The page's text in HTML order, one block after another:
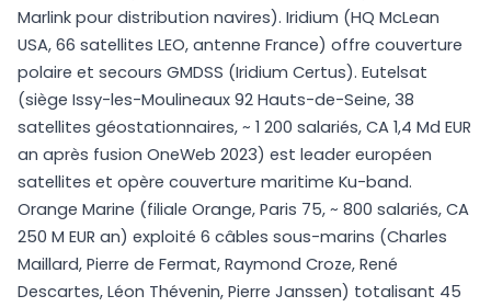
Marlink pour distribution navires). Iridium (HQ McLean
USA, 66 satellites LEO, antenne France) offre couverture
polaire et secours GMDSS (Iridium Certus). Eutelsat
(siège Issy-les-Moulineaux 92 Hauts-de-Seine, 38
satellites géostationnaires, ~ 1 200 salariés, CA 1,4 Md EUR
an après fusion OneWeb 2023) est leader européen
satellites et opère couverture maritime Ku-band.
Orange Marine (filiale Orange, Paris 75, ~ 800 salariés, CA
250 M EUR an) exploité 6 câbles sous-marins (Charles
Maillard, Pierre de Fermat, Raymond Croze, René
Descartes, Léon Thévenin, Pierre Janssen) totalisant 45